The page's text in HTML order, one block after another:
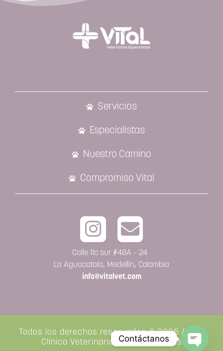
Servicios
Especialistas
Nuestro Camino
Compromiso Vital
Calle 11c sur #48A – 24
La Aguacatala, Medellín, Colombia
info@vitalvet.com
Todos los derechos reservados © 2025 / Vital
Clínica Veterinaria de Especialistas
Contáctanos